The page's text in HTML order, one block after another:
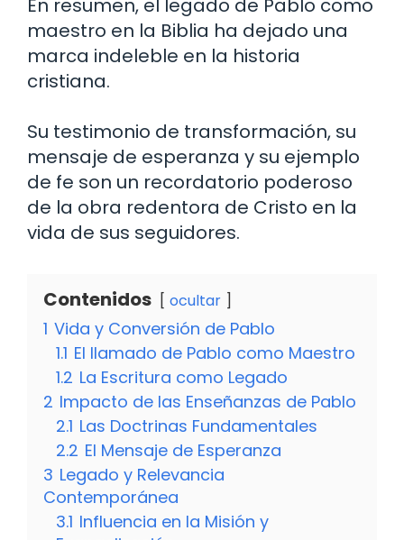
En resumen, el legado de Pablo como
maestro en la Biblia ha dejado una
marca indeleble en la historia
cristiana.
Su testimonio de transformación, su
mensaje de esperanza y su ejemplo
de fe son un recordatorio poderoso
de la obra redentora de Cristo en la
vida de sus seguidores.
Contenidos ocultar
1 Vida y Conversión de Pablo
1.1 El llamado de Pablo como Maestro
1.2 La Escritura como Legado
2 Impacto de las Enseñanzas de Pablo
2.1 Las Doctrinas Fundamentales
2.2 El Mensaje de Esperanza
3 Legado y Relevancia
Contemporánea
3.1 Influencia en la Misión y